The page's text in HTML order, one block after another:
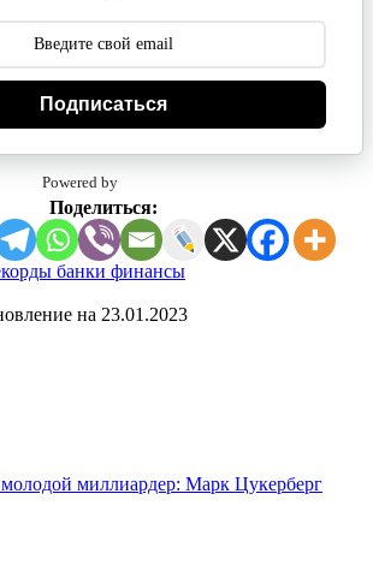
Подписаться
Powered by
Поделиться:
банки финансы
на 23.01.2023
миллиардер: Марк Цукерберг